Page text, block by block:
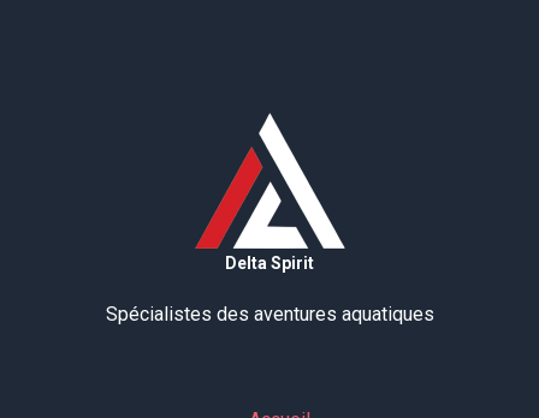
Delta Spirit
Spécialistes des aventures aquatiques